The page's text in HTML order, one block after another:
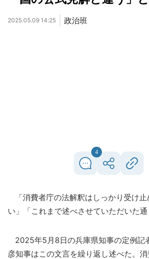
2025.05.09 14:25 政治班
4
「消費者庁の法解釈はしっかり受け止
い」「これまで述べさせていただいた
2025年5月8日の兵庫県知事の定例記
彦知事はこの文言を繰り返し述べた。